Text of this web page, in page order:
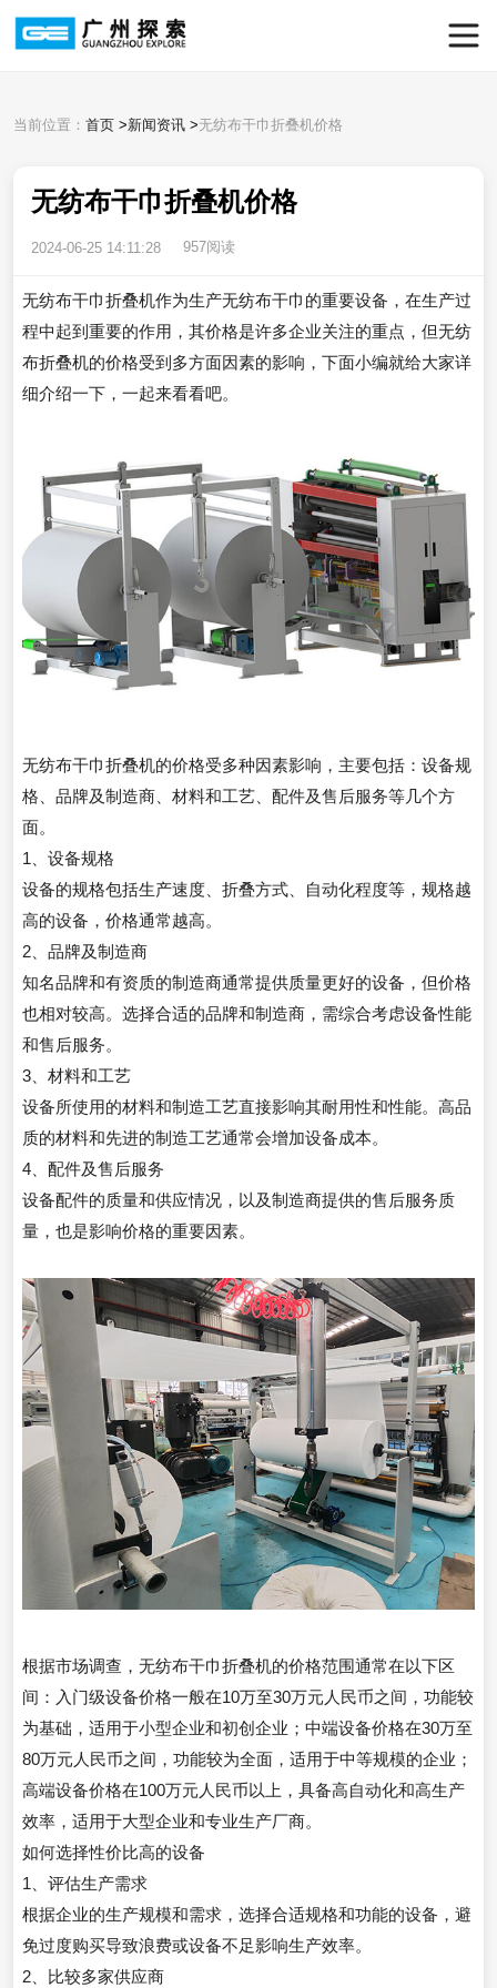
当前位置： 首页 >新闻资讯 >无纺布干巾折叠机价格
无纺布干巾折叠机价格
2024-06-25 14:11:28 957阅读
无纺布干巾折叠机作为生产无纺布干巾的重要设备，在生产过
程中起到重要的作用，其价格是许多企业关注的重点，但无纺
布折叠机的价格受到多方面因素的影响，下面小编就给大家详
细介绍一下，一起来看看吧。
无纺布干巾折叠机的价格受多种因素影响，主要包括：设备规
格、品牌及制造商、材料和工艺、配件及售后服务等几个方
面。
1、设备规格
设备的规格包括生产速度、折叠方式、自动化程度等，规格越
高的设备，价格通常越高。
2、品牌及制造商
知名品牌和有资质的制造商通常提供质量更好的设备，但价格
也相对较高。选择合适的品牌和制造商，需综合考虑设备性能
和售后服务。
3、材料和工艺
设备所使用的材料和制造工艺直接影响其耐用性和性能。高品
质的材料和先进的制造工艺通常会增加设备成本。
4、配件及售后服务
设备配件的质量和供应情况，以及制造商提供的售后服务质
量，也是影响价格的重要因素。
根据市场调查，无纺布干巾折叠机的价格范围通常在以下区
间：入门级设备价格一般在10万至30万元人民币之间，功能较
为基础，适用于小型企业和初创企业；中端设备价格在30万至
80万元人民币之间，功能较为全面，适用于中等规模的企业；
高端设备价格在100万元人民币以上，具备高自动化和高生产
效率，适用于大型企业和专业生产厂商。
如何选择性价比高的设备
1、评估生产需求
根据企业的生产规模和需求，选择合适规格和功能的设备，避
免过度购买导致浪费或设备不足影响生产效率。
2、比较多家供应商